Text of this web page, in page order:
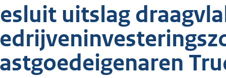
uitslag